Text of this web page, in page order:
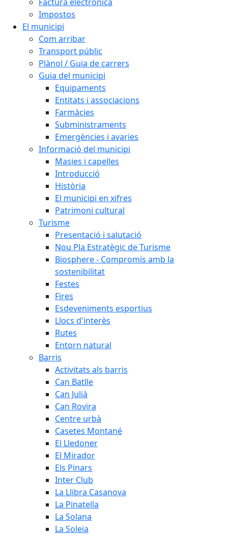
Impostos
El municipi
Com arribar
Transport públic
Plànol / Guia de carrers
Guia del municipi
Equipaments
Entitats i associacions
Farmàcies
Subministraments
Emergències i avaries
Informació del municipi
Masies i capelles
Introducció
Història
El municipi en xifres
Patrimoni cultural
Turisme
Presentació i salutació
Nou Pla Estratègic de Turisme
Biosphere - Compromís amb la
sostenibilitat
Festes
Fires
Esdeveniments esportius
Llocs d'interès
Rutes
Entorn natural
Barris
Activitats als barris
Can Batlle
Can Julià
Can Rovira
Centre urbà
Casetes Montané
El Lledoner
El Mirador
Els Pinars
Inter Club
La Llibra Casanova
La Pinatella
La Solana
La Soleia